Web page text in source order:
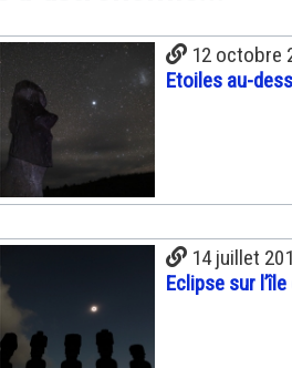
12 octobre
Etoiles au-
14 juillet
Eclipse sur